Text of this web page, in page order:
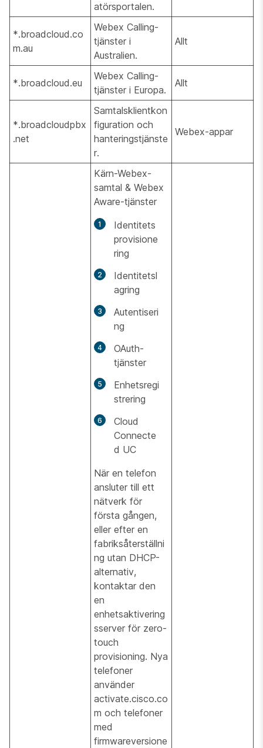
atörsportalen.
*.broadcloud.co
m.au
Webex Calling-
tjänster i
Australien.
Allt
*.broadcloud.eu
Webex Calling-
tjänster i Europa.
Allt
*.broadcloudpbx
.net
Samtalsklientkon
figuration och
hanteringstjänste
r.
Webex-appar
Kärn-Webex-
samtal & Webex
Aware-tjänster
Identitets
provisione
ring
Identitetsl
agring
Autentiseri
ng
OAuth-
tjänster
Enhetsregi
strering
Cloud
Connecte
d UC
När en telefon
ansluter till ett
nätverk för
första gången,
eller efter en
fabriksåterställni
ng utan DHCP-
alternativ,
kontaktar den
en
enhetsaktivering
sserver för zero-
touch
provisioning. Nya
telefoner
använder
activate.cisco.co
m och telefoner
med
firmwareversione